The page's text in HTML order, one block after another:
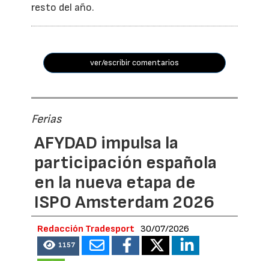
resto del año.
ver/escribir comentarios
Ferias
AFYDAD impulsa la
participación española
en la nueva etapa de
ISPO Amsterdam 2026
Redacción Tradesport 30/07/2026
1157